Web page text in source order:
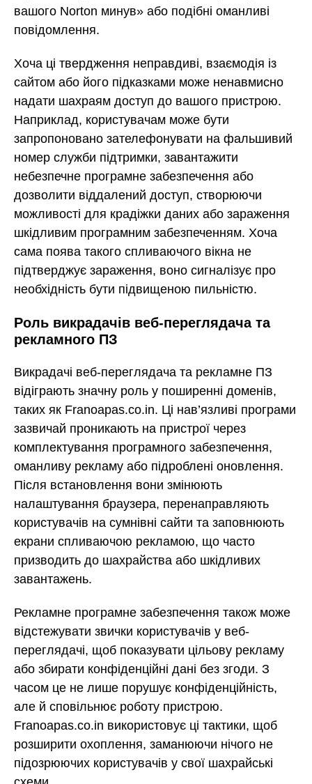
вашого Norton минув» або подібні оманливі
повідомлення.
Хоча ці твердження неправдиві, взаємодія із
сайтом або його підказками може ненавмисно
надати шахраям доступ до вашого пристрою.
Наприклад, користувачам може бути
запропоновано зателефонувати на фальшивий
номер служби підтримки, завантажити
небезпечне програмне забезпечення або
дозволити віддалений доступ, створюючи
можливості для крадіжки даних або зараження
шкідливим програмним забезпеченням. Хоча
сама поява такого спливаючого вікна не
підтверджує зараження, воно сигналізує про
необхідність бути підвищеною пильністю.
Роль викрадачів веб-переглядача та
рекламного ПЗ
Викрадачі веб-переглядача та рекламне ПЗ
відіграють значну роль у поширенні доменів,
таких як Franoapas.co.in. Ці нав’язливі програми
зазвичай проникають на пристрої через
комплектування програмного забезпечення,
оманливу рекламу або підроблені оновлення.
Після встановлення вони змінюють
налаштування браузера, перенаправляють
користувачів на сумнівні сайти та заповнюють
екрани спливаючою рекламою, що часто
призводить до шахрайства або шкідливих
завантажень.
Рекламне програмне забезпечення також може
відстежувати звички користувачів у веб-
переглядачі, щоб показувати цільову рекламу
або збирати конфіденційні дані без згоди. З
часом це не лише порушує конфіденційність,
але й сповільнює роботу пристрою.
Franoapas.co.in використовує ці тактики, щоб
розширити охоплення, заманюючи нічого не
підозрюючих користувачів у свої шахрайські